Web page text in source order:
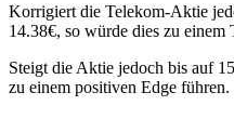
Korrigiert die Telekom-Aktie
14.38€, so würde dies zu einem
Steigt die Aktie jedoch bis auf
zu einem positiven Edge führen.